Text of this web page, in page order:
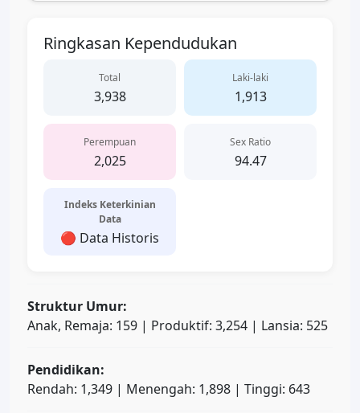
Ringkasan Kependudukan
Total
3,938
Laki-laki
1,913
Perempuan
2,025
Sex Ratio
94.47
Indeks Keterkinian
Data
🔴 Data Historis
Struktur Umur:
Anak, Remaja: 159 | Produktif: 3,254 | Lansia: 525
Pendidikan:
Rendah: 1,349 | Menengah: 1,898 | Tinggi: 643